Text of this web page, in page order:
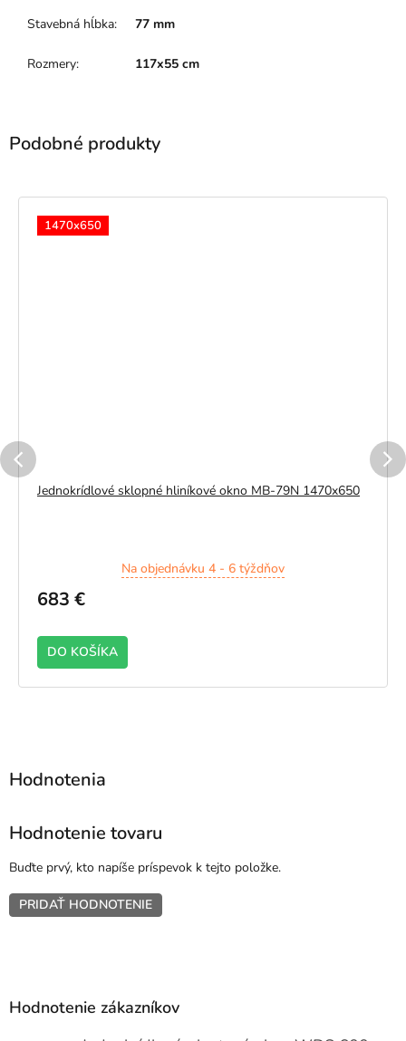
Stavebná hĺbka: 77 mm
Rozmery: 117x55 cm
1470x650
Jednokrídlové sklopné hliníkové okno MB-79N 1470x650
Na objednávku 4 - 6 týždňov
683 €
DO KOŠÍKA
Hodnotenie tovaru
Buďte prvý, kto napíše príspevok k tejto položke.
PRIDAŤ HODNOTENIE
Hodnotenie zákazníkov